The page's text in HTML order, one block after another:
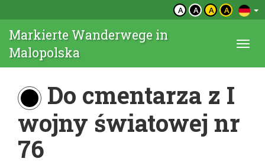
A A A A
Markierte Wanderwege in
Malopolska
Do cmentarza z I
wojny światowej nr
76